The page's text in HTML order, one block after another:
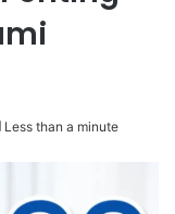
Less than a minute